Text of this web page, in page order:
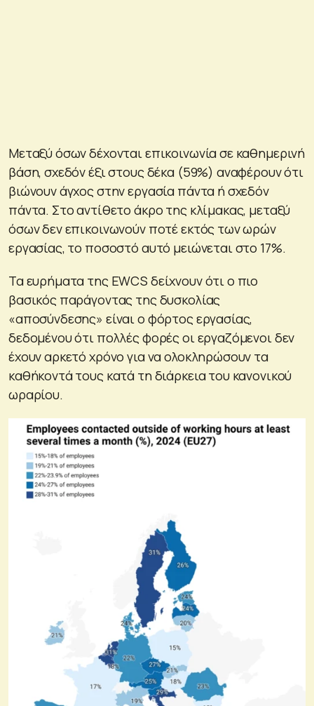
Μεταξύ όσων δέχονται επικοινωνία σε καθημερινή
βάση, σχεδόν έξι στους δέκα (59%) αναφέρουν ότι
βιώνουν άγχος στην εργασία πάντα ή σχεδόν
πάντα. Στο αντίθετο άκρο της κλίμακας, μεταξύ
όσων δεν επικοινωνούν ποτέ εκτός των ωρών
εργασίας, το ποσοστό αυτό μειώνεται στο 17%.
Τα ευρήματα της EWCS δείχνουν ότι ο πιο
βασικός παράγοντας της δυσκολίας
«αποσύνδεσης» είναι ο φόρτος εργασίας,
δεδομένου ότι πολλές φορές οι εργαζόμενοι δεν
έχουν αρκετό χρόνο για να ολοκληρώσουν τα
καθήκοντά τους κατά τη διάρκεια του κανονικού
ωραρίου.